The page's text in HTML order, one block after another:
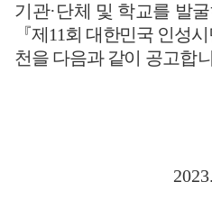
기관·단체 및 학교를 발
『제 11회 대한민국 인성
천을 다음과 같이
공고합